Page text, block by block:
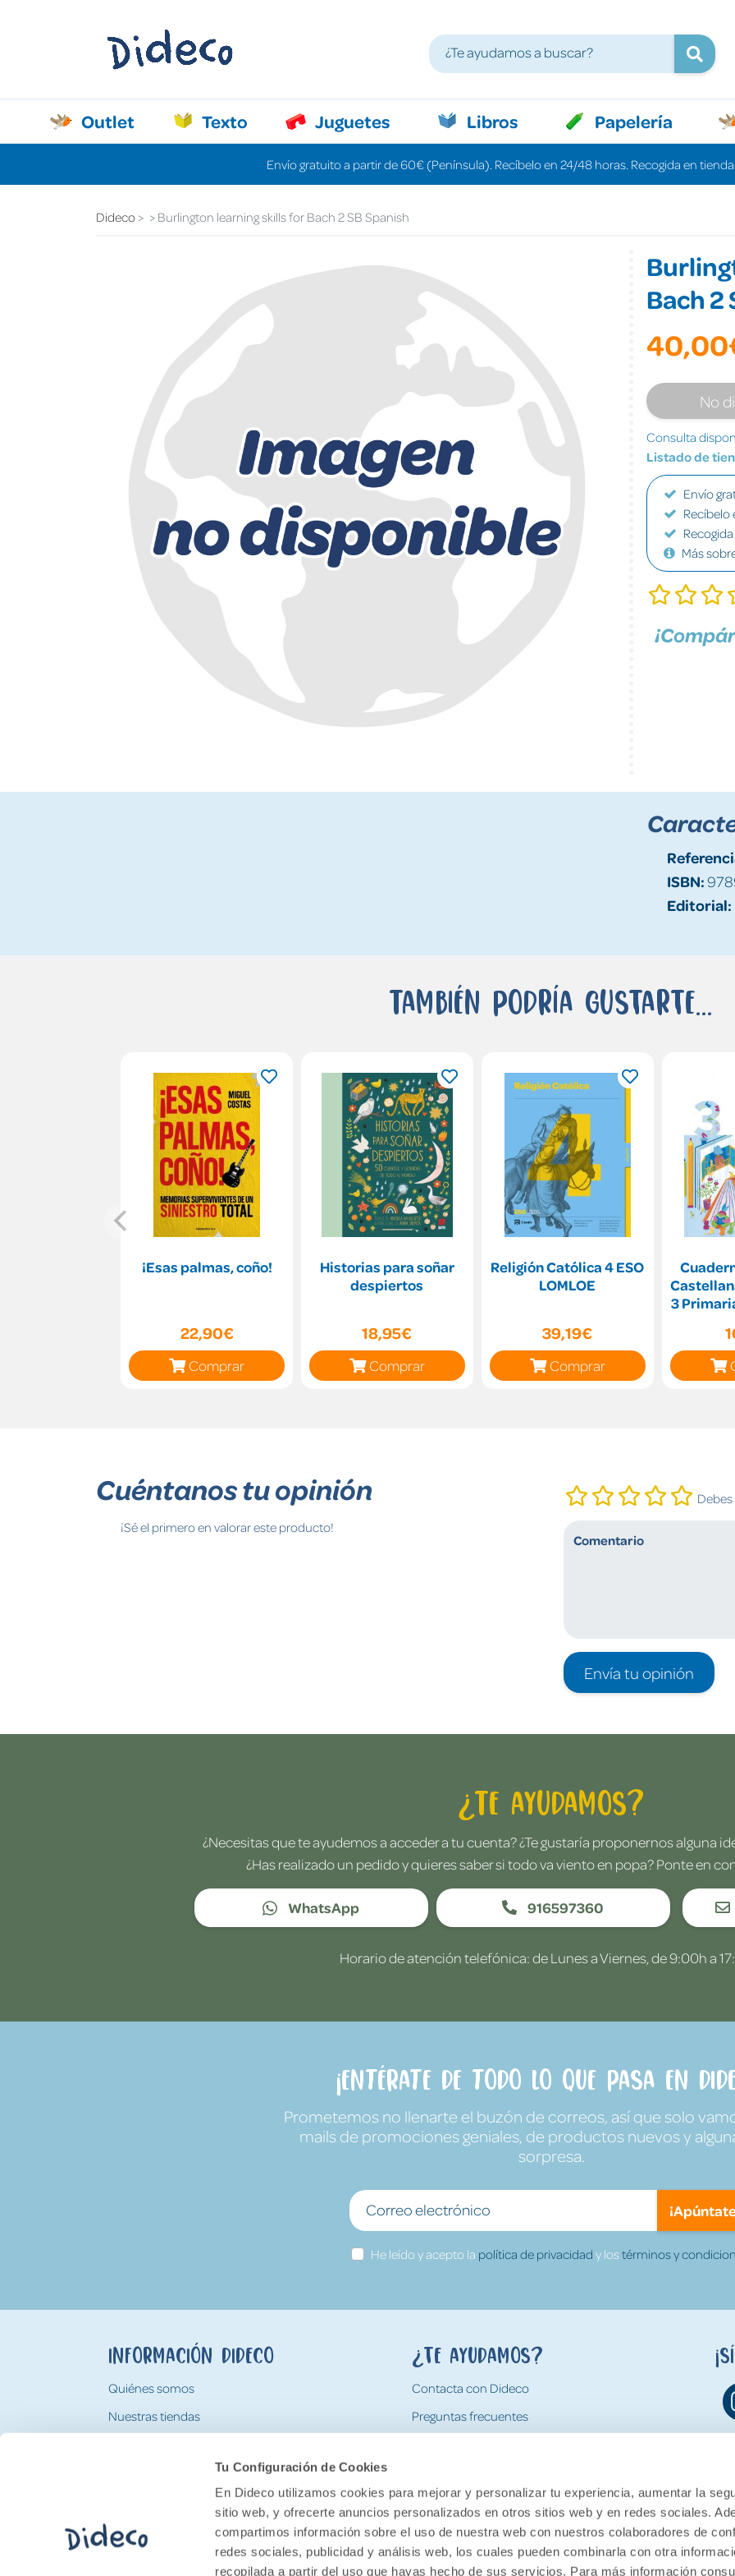
Tu Configuración de Cookies
En Dideco utilizamos cookies para mejorar y personalizar tu experiencia, aumentar la
sitio web, y ofrecerte anuncios personalizados en otros sitios web y en redes sociales.
compartimos información sobre el uso de nuestra web con nuestros colaboradores de
redes sociales, publicidad y análisis web, los cuales pueden combinarla con otra
recopilada a partir del uso que hayas hecho de sus servicios. Para más información
Outlet Texto Juguetes Libros Papelería
Envío gratuito a partir de 60€ (Península). Recíbelo en 24/48 horas. Recogida en
Dideco Burlington learning skills for Bach 2 SB Spanish
Bach 2
No
Consulta
Listado de
Envío
Recíbelo
Más
ISBN:
Editorial:
También podría gustarte...
¡Esas palmas, coño!
22,90€
Comprar
Historias para soñar
despiertos
18,95€
Comprar
Religión Católica 4 ESO
LOMLOE
39,19€
Comprar
3
Cuéntanos tu opinión
¡Sé el primero en valorar este producto!
Envía tu opinión
¿Te ayudamos?
¿Necesitas que te ayudemos a acceder a tu cuenta? ¿Te gustaría proponernos alguna
¿Has realizado un pedido y quieres saber si todo va viento en popa? Ponte en
WhatsApp 916597360
Horario de atención telefónica: de Lunes a Viernes, de 9:00h a
¡Entérate de todo lo que pasa en
Prometemos no llenarte el buzón de correos, así que solo
mails de promociones geniales, de productos nuevos y
sorpresa.
He leído y acepto la política de privacidad y lostérminos y
Información Dideco
Quiénes somos
Nuestras tiendas
Tarjeta Regalo Dideco
¿Te ayudamos?
Contacta con Dideco
Preguntas frecuentes
Devoluciones